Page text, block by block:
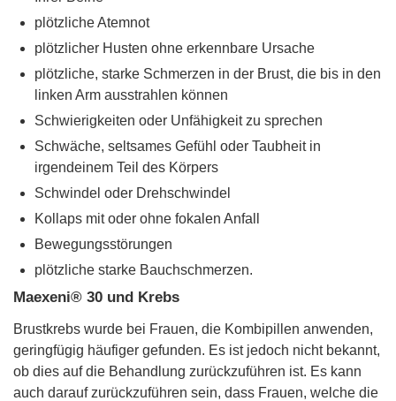
plötzliche Atemnot
plötzlicher Husten ohne erkennbare Ursache
plötzliche, starke Schmerzen in der Brust, die bis in den
linken Arm ausstrahlen können
Schwierigkeiten oder Unfähigkeit zu sprechen
Schwäche, seltsames Gefühl oder Taubheit in
irgendeinem Teil des Körpers
Schwindel oder Drehschwindel
Kollaps mit oder ohne fokalen Anfall
Bewegungsstörungen
plötzliche starke Bauchschmerzen.
Maexeni® 30 und Krebs
Brustkrebs wurde bei Frauen, die Kombipillen anwenden,
geringfügig häufiger gefunden. Es ist jedoch nicht bekannt,
ob dies auf die Behandlung zurückzuführen ist. Es kann
auch darauf zurückzuführen sein, dass Frauen, welche die